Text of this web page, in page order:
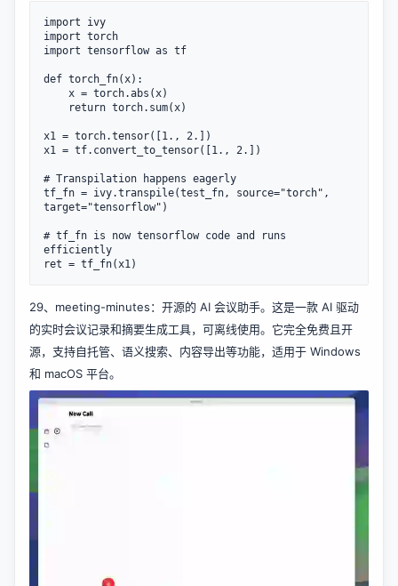
import ivy
import torch
import tensorflow as tf
def torch_fn(x):
x1 = torch.tensor([1., 2.])
x1 = tf.convert_to_tensor([1., 2.])
# Transpilation happens eagerly
tf_fn = ivy.transpile(test_fn, source="torch",
target="tensorflow")
# tf_fn is now tensorflow code and runs
efficiently
29、 meeting-minutes：开源的 AI 会议助手。这是一款 AI 驱动
的实时会议记录和摘要生成工具，可离线使用。它完全免费且开
源，支持自托管、语义搜索、内容导出等功能，适用于 Windows
和 macOS 平台。